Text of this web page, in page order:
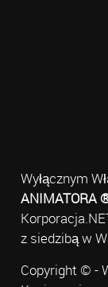
Wyłącznym
ANIMATORA
z siedzibą w
Copyright © -